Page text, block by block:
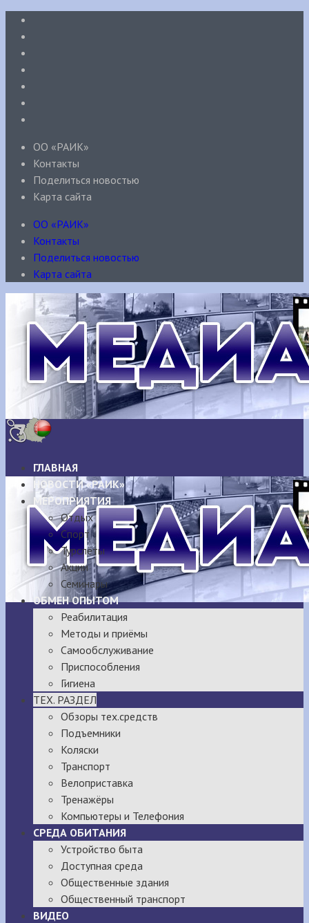
ОО «РАИК»
Контакты
Поделиться новостью
Карта сайта
ОО «РАИК»
Контакты
Поделиться новостью
Карта сайта
ГЛАВНАЯ
НОВОСТИ «РАИК»
МЕРОПРИЯТИЯ
Отдых
Спорт
Турслёты
Акции
Семинары
ОБМЕН ОПЫТОМ
Реабилитация
Методы и приёмы
Самообслуживание
Приспособления
Гигиена
ТЕХ. РАЗДЕЛ
Обзоры тех.средств
Подъемники
Коляски
Транспорт
Велоприставка
Тренажёры
Компьютеры и Телефония
СРЕДА ОБИТАНИЯ
Устройство быта
Доступная среда
Общественные здания
Общественный транспорт
ВИДЕО